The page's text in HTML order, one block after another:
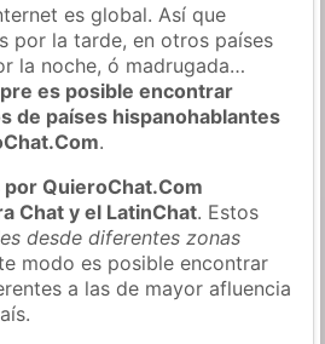
es global. Así que
por la tarde, en otros países
la noche, ó madrugada…
es posible encontrar
de países hispanohablantes
.
QuieroChat.Com
Chat y el LatinChat. Estos
desde diferentes zonas
modo es posible encontrar
a las de mayor afluencia